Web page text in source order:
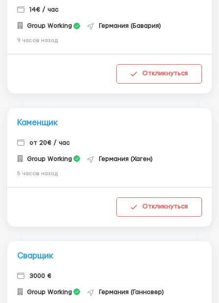
14€ / час
Group Working Германия (Бавария)
9 часов назад
Откликнуться
Каменщик
от 20€ / час
Group Working Германия (Хаген)
6 часов назад
Откликнуться
Сварщик
3000 €
Group Working Германия (Ганновер)